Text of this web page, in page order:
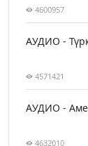
4600957
АУДИО -
4571421
АУДИО -
4632010